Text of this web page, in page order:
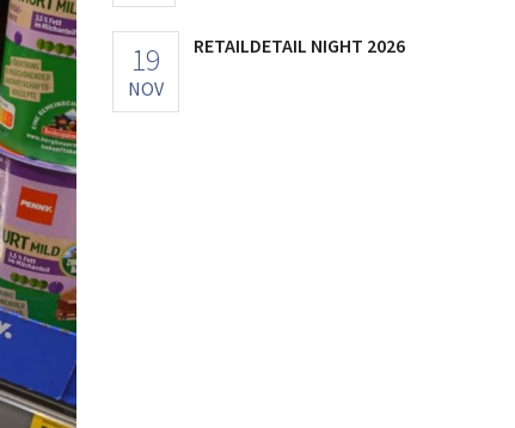
19
NOV
RETAILDETAIL NIGHT 2026